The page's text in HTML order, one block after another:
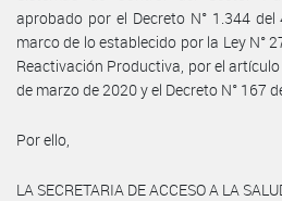
aprobado por el Decreto N° 1.344
marco de lo establecido por la Ley N°
Reactivación Productiva, por el artículo
de marzo de 2020 y el Decreto N° 167
Por ello,
LA SECRETARIA DE ACCESO A LA